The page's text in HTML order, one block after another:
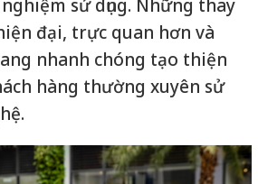
sử dụng. Những thay
đại, trực quan hơn và
nhanh chóng tạo thiện
hàng thường xuyên sử